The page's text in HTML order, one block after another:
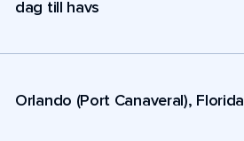
dag till havs
Orlando (Port Canaveral), Florida